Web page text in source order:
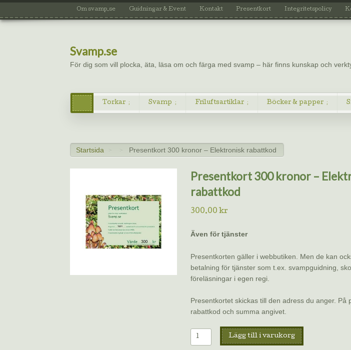
Om svamp.se Guidningar & Event Kontakt Presentkort Integritetspolicy
Svamp.se
För dig som vill plocka, äta, läsa om och färga med svamp – här finns kunskap och
Torkar Svamp Friluftsartiklar Böcker & papper
Startsida > > Presentkort 300 kronor – Elektronisk rabattkod
Presentkort 300 kronor –
rabattkod
300.00 kr
Även för tjänster
Presentkorten gäller i webbutiken. Men de kan
betalning för tjänster som t.ex. svampguidning,
föreläsningar i egen regi.
Presentkortet skickas till den adress du anger. På
rabattkod och summa angivet.
Presentkort
300
Lägg till i varukorg